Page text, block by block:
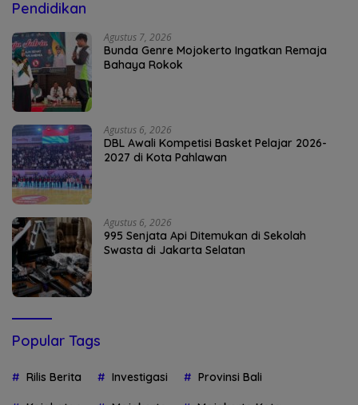
Pendidikan
Agustus 7, 2026
Bunda Genre Mojokerto Ingatkan Remaja
Bahaya Rokok
Agustus 6, 2026
DBL Awali Kompetisi Basket Pelajar 2026-
2027 di Kota Pahlawan
Agustus 6, 2026
995 Senjata Api Ditemukan di Sekolah
Swasta di Jakarta Selatan
Popular Tags
Rilis Berita Investigasi Provinsi Bali